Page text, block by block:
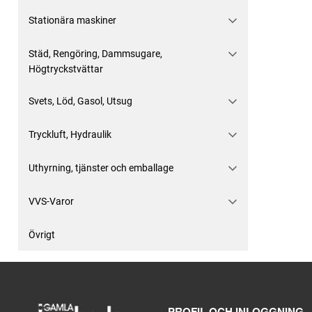
Stationära maskiner
Städ, Rengöring, Dammsugare,
Högtryckstvättar
Svets, Löd, Gasol, Utsug
Tryckluft, Hydraulik
Uthyrning, tjänster och emballage
VVS-Varor
Övrigt